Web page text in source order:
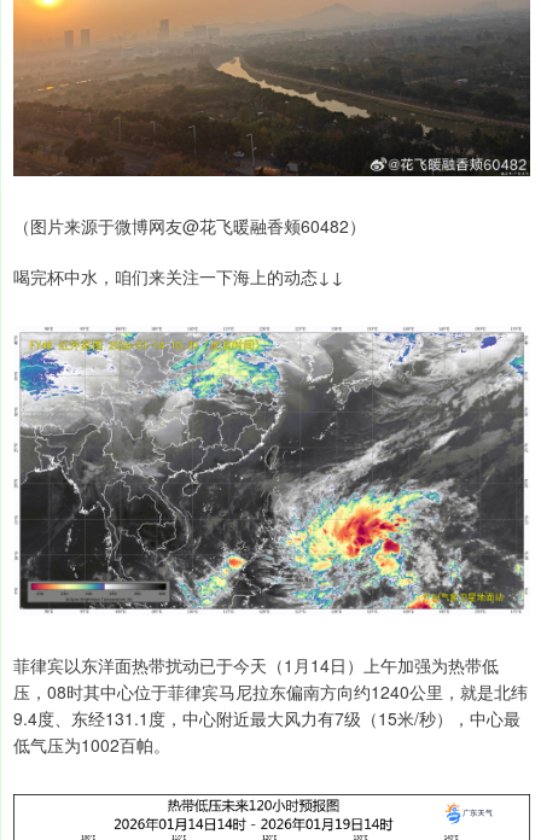
（图片来源于微博网友@花飞暖融香颊60482）
喝完杯中水，咱们来关注一下海上的动态↓↓
菲律宾以东洋面热带扰动已于今天（1月14日）上午加强为热带低
压，08时其中心位于菲律宾马尼拉东偏南方向约1240公里，就是北纬
9.4度、东经131.1度，中心附近最大风力有7级（15米/秒），中心最
低气压为1002百帕。